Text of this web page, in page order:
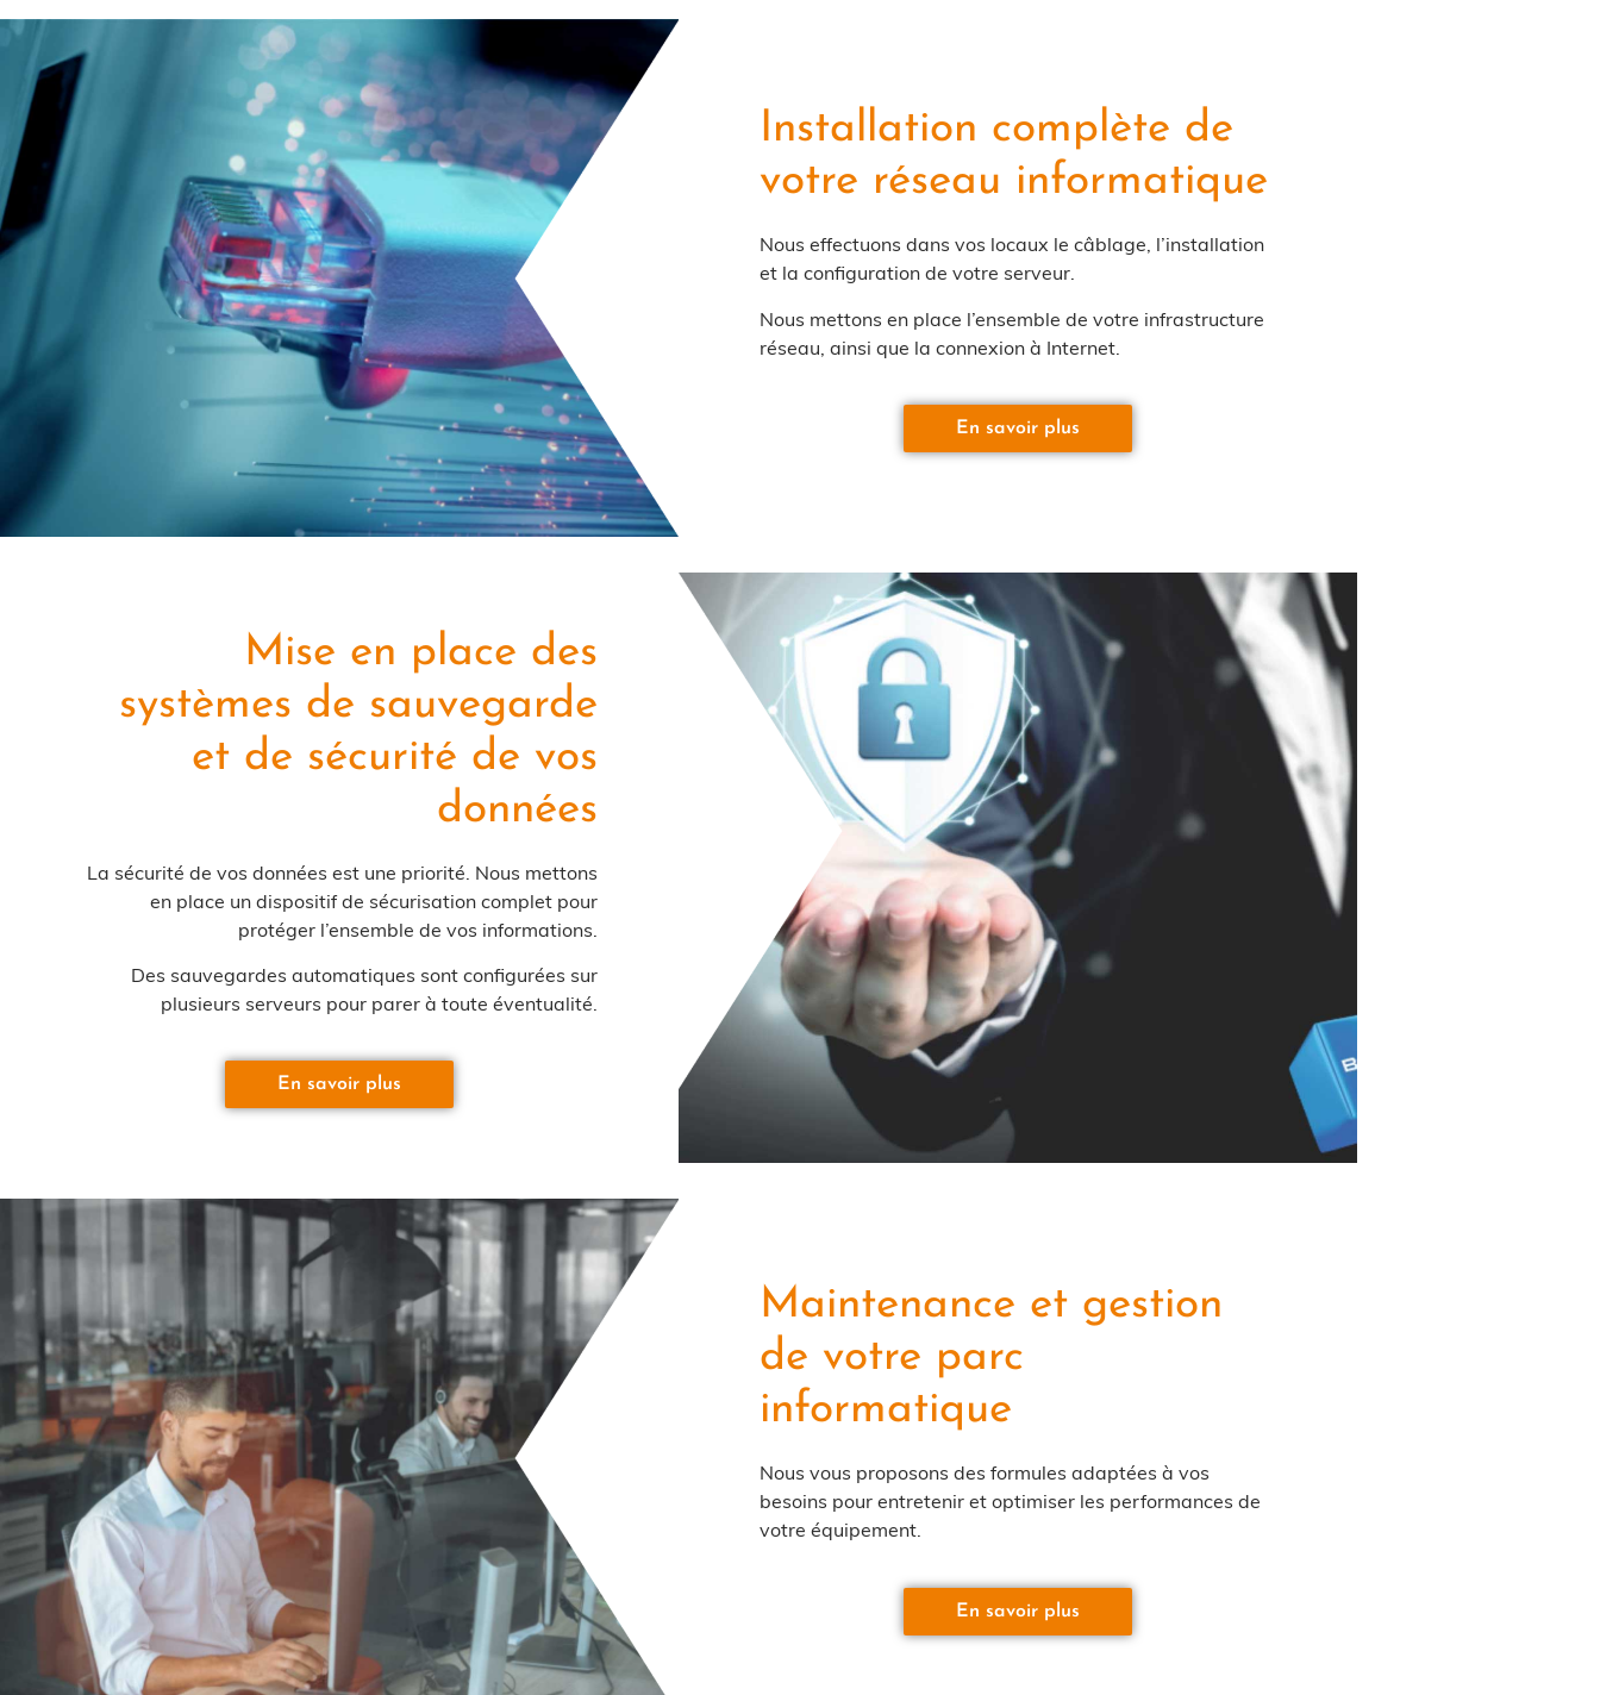
Installation complète de
votre réseau informatique
Nous effectuons dans vos locaux le câblage, l’installation
et la configuration de votre serveur.
Nous mettons en place l’ensemble de votre infrastructure
réseau, ainsi que la connexion à Internet.
En savoir plus
Mise en place des
systèmes de sauvegarde
et de sécurité de vos
données
La sécurité de vos données est une priorité. Nous mettons
en place un dispositif de sécurisation complet pour
protéger l’ensemble de vos informations.
Des sauvegardes automatiques sont configurées sur
plusieurs serveurs pour parer à toute éventualité.
En savoir plus
Maintenance et gestion
de votre parc
informatique
Nous vous proposons des formules adaptées à vos
besoins pour entretenir et optimiser les performances de
votre équipement.
En savoir plus